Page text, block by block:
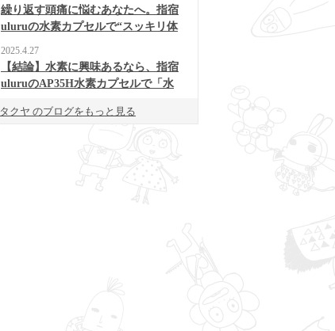
繰り返す頭痛に悩むあなたへ。指宿
uluruの水素カプセルで“スッキリ体
2025.4.27
【結論】水素に興味あるなら、指宿
uluruのAP35H水素カプセルで「水
タクヤ のブログをもっと見る